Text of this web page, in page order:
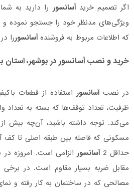
اگر تصمیم خریدآسانسور را دارید به
ویژگی‌های مدنظر خود را جستجو نموده و
که اطلاعات مربوط به فروشندهآسانسوررا
خرید و نصبآسانسور در بوشهر، استان
در نصبآسانسور استفاده از قطعات
ظرفیت، تعداد توقف‌ها که بسته به تعداد
می‌کند. توجه داشته باشید، آن‌چه بیش
مسکونی که فاصله بین طبقه اصلی تا کف آخرین
حداقل 2
آسانسور الزامی است. امروزه در
مقابل ضربه بسیار مقاوم است. در
مصالحی که در ساختمان به کار رفته و